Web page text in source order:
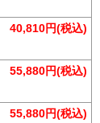
40,810円(税込)
55,880円(税込)
55,880円(税込)